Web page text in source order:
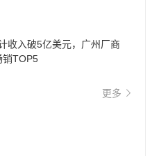
收入破5亿美元，广州厂商
销TOP5
更多